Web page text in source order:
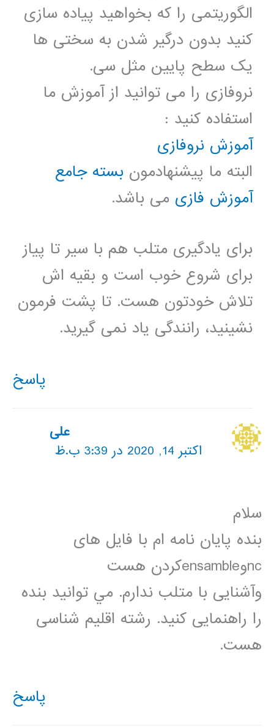
الگوریتمی را که بخواهید پیاده سازی
کنید بدون درگیر شدن به سختی ها
یک سطح پایین مثل سی.
نروفازی را می توانید از آموزش ما
استفاده کنید :
آموزش نروفازی
البته ما پیشنهادمونبسته جامع
آموزش فازی می باشد.
برای یادگیری متلب هم با سیر تا پیاز
برای شروع خوب است و بقیه اش
تلاش خودتون هست. تا پشت فرمون
نشینید، رانندگی یاد نمی گیرید.
پاسخ
علی
اکتبر 14, 2020 در 3:39 ب.ظ
سلام
بنده پایان نامه ام با فایل های
ncوensambleکردن هست
وآشنایی با متلب ندارم. مي توانيد بنده
را راهنمایی کنید. رشته اقلیم شناسی
هست.
پاسخ